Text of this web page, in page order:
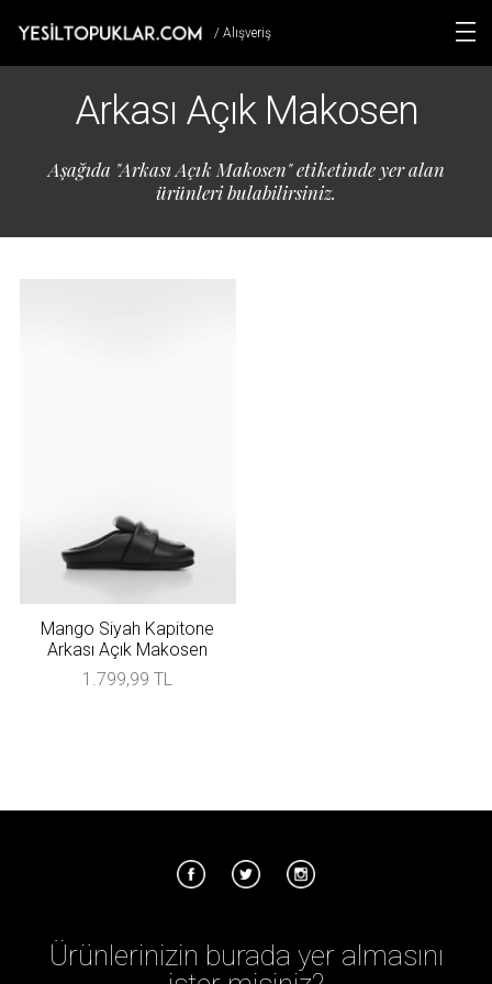
/ Alışveriş
Arkası Açık Makosen
Aşağıda "Arkası Açık Makosen" etiketinde yer alan
ürünleri bulabilirsiniz.
Mango Siyah Kapitone
Arkası Açık Makosen
1.799,99 TL
Ürünlerinizin burada yer almasını